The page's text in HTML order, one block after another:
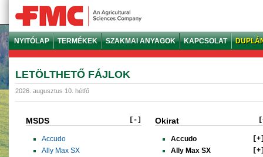
NYITÓLAP TERMÉKEK SZAKMAI ANYAGOK KAPCSOLAT
LETÖLTHETŐ FÁJLOK
2026. augusztus 10. hétfő
MSDS [-]
Accudo
Ally Max SX
Okirat
Accudo
Ally Max SX